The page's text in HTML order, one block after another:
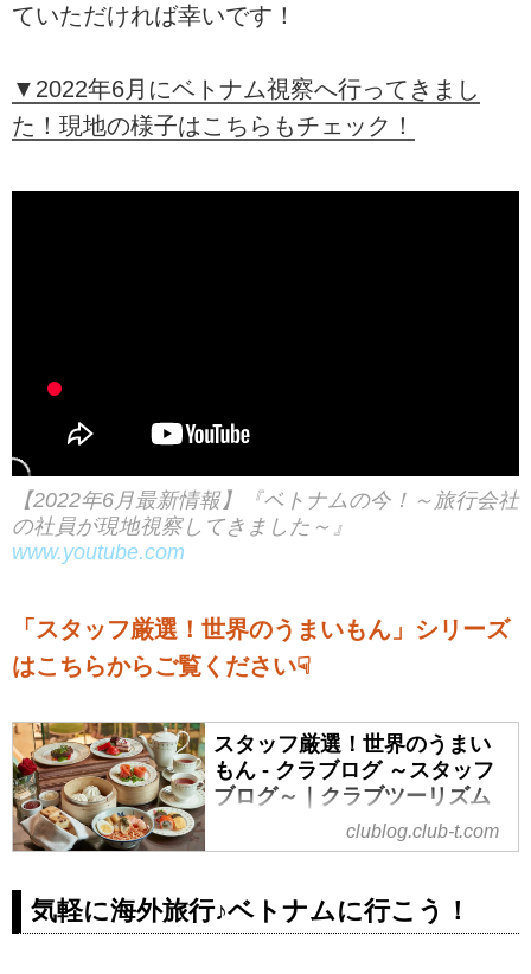
ていただければ幸いです！
▼2022年6月にベトナム視察へ行ってきまし
た！現地の様子はこちらもチェック！
【2022年6月最新情報】『ベトナムの今！～旅行会社
の社員が現地視察してきました～』
www.youtube.com
「スタッフ厳選！世界のうまいもん」シリーズ
はこちらからご覧ください☟
スタッフ厳選！世界のうまい
もん - クラブログ ～スタッフ
ブログ～｜クラブツーリズム
スタッフ厳選！世界のうまいもん
ツアー、国内ツアー、海外ツアー
clublog.club-t.com
気軽に海外旅行♪ベトナムに行こう！